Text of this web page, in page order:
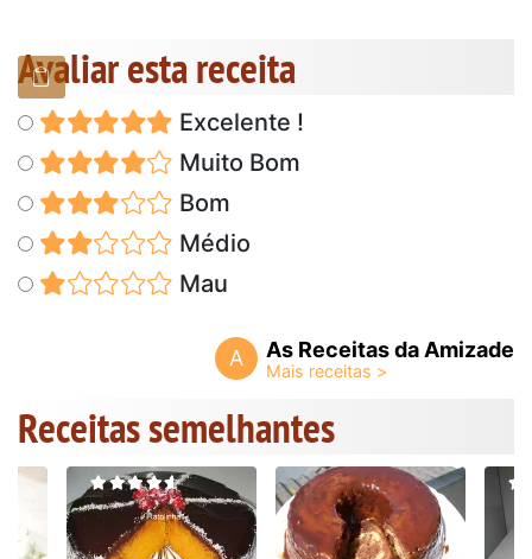
Avaliar esta receita
Excelente !
Muito Bom
Bom
Médio
Mau
A As Receitas da Amizade
Receitas semelhantes